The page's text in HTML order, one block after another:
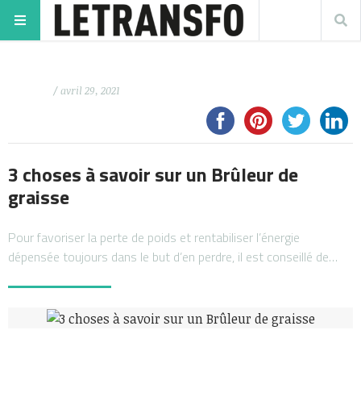
/ avril 29, 2021
3 choses à savoir sur un Brûleur de
graisse
Pour favoriser la perte de poids et rentabiliser l’énergie
dépensée toujours dans le but d’en perdre, il est conseillé de…